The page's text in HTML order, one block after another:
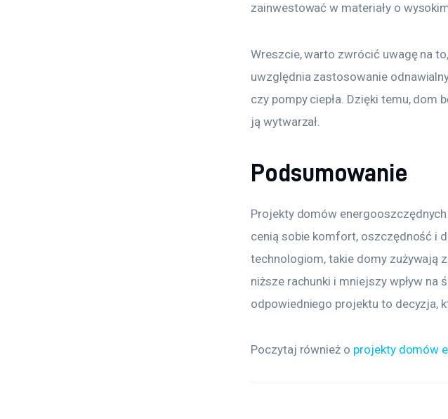
zainwestować w materiały o
Wreszcie, warto zwrócić uwagę na
uwzględnia zastosowanie
czy pompy ciepła. Dzięki temu, dom
ją wytwarzał.
Podsumowanie
Projekty domów
cenią sobie komfort, oszczędność i
technologiom, takie domy zużywają
niższe rachunki i mniejszy wpływ na
odpowiedniego projektu to decyzja,
Poczytaj również o projekty domów